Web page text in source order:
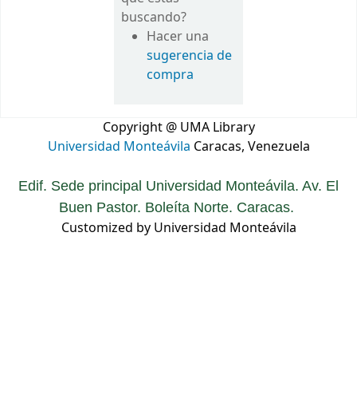
buscando?
Hacer una
sugerencia de
compra
Copyright @ UMA Library
Universidad Monteávila Caracas, Venezuela
Edif. Sede principal Universidad Monteávila. Av. El
Buen Pastor. Boleíta Norte. Caracas.
Customized by Universidad Monteávila